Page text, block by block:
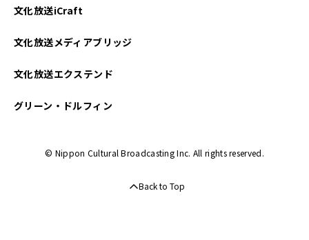
文化放送iCraft
文化放送メディアブリッジ
文化放送エクステンド
グリーン・ドルフィン
© Nippon Cultural Broadcasting Inc. All rights reserved.
Back to Top